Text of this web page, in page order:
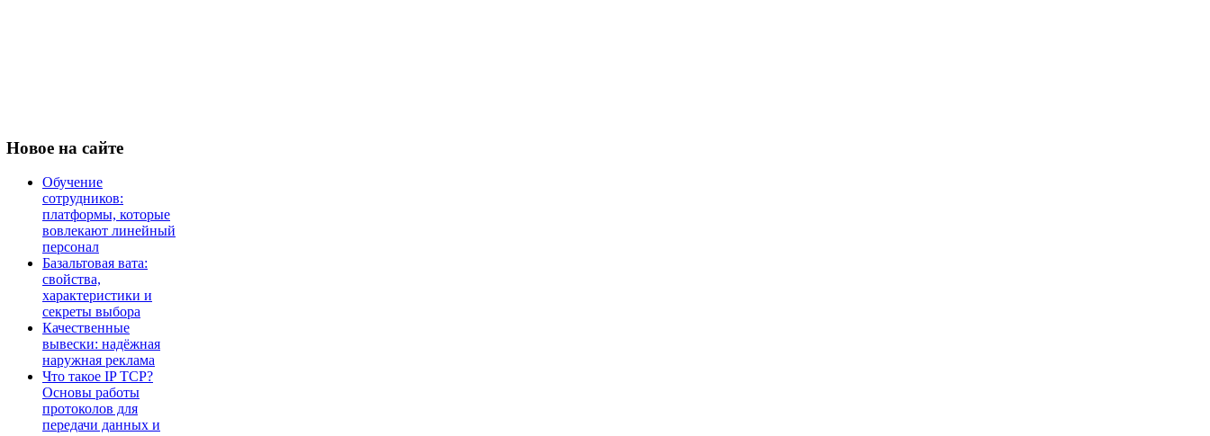
Новое на сайте
Обучение
сотрудников:
платформы, которые
вовлекают линейный
персонал
Базальтовая вата:
свойства,
характеристики и
секреты выбора
Качественные
вывески: надёжная
наружная реклама
Что такое IP TCP?
Основы работы
протоколов для
передачи данных и